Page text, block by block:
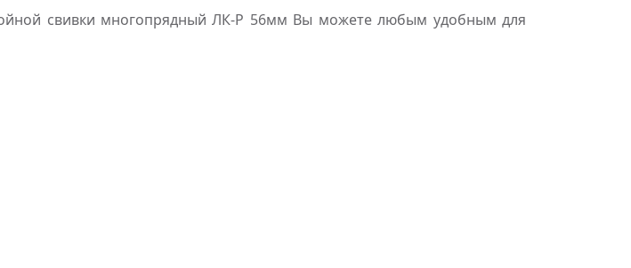
свивки многопрядный ЛК-Р 56мм Вы можете любым удобным для